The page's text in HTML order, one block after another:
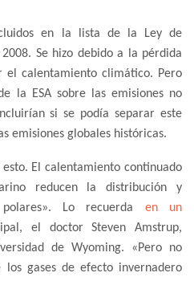
en la lista de la Ley de
2008. Se hizo debido a la pérdida
el calentamiento climático. Pero
la ESA sobre las emisiones no
si se podía separar este
emisiones globales históricas.
esto. El calentamiento continuado
reducen la distribución y
Lo recuerda en un
el doctor Steven Amstrup,
de Wyoming. «Pero no
gases de efecto invernadero